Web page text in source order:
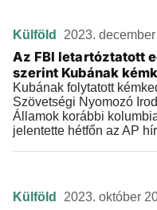
Külföld 2023.
Az FBI letartóztatott
szerint Kubának
Kubának folytatott
Szövetségi Nyomozó
Államok korábbi
jelentette hétfőn az AP
Külföld 2023. október